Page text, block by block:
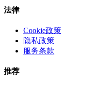
法律
Cookie政策
隐私政策
服务条款
推荐